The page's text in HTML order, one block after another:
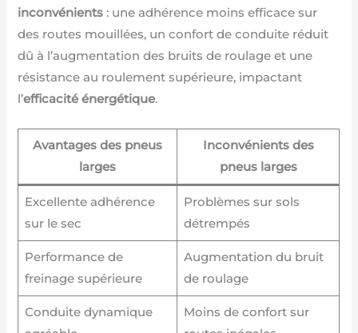
inconvénients : une adhérence moins efficace sur
des routes mouillées, un confort de conduite réduit
dû à l’augmentation des bruits de roulage et une
résistance au roulement supérieure, impactant
l’efficacité énergétique.
Avantages des pneus
larges
Inconvénients des
pneus larges
Excellente adhérence
sur le sec
Problèmes sur sols
détrempés
Performance de
freinage supérieure
Augmentation du bruit
de roulage
Conduite dynamique
Moins de confort sur